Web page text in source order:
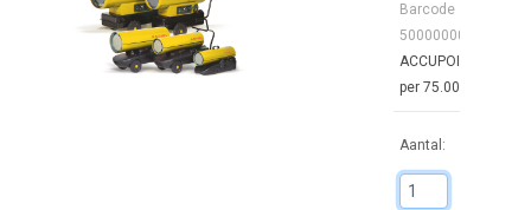
Barcode :
5000000016469
ACCUPOINTS : 1
per 75.00€
Aantal: